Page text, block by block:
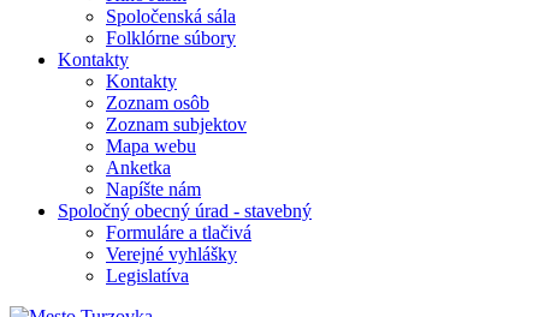
Spoločenská sála
Folklórne súbory
Kontakty
Kontakty
Zoznam osôb
Zoznam subjektov
Mapa webu
Anketka
Napíšte nám
Spoločný obecný úrad - stavebný
Formuláre a tlačivá
Verejné vyhlášky
Legislatíva